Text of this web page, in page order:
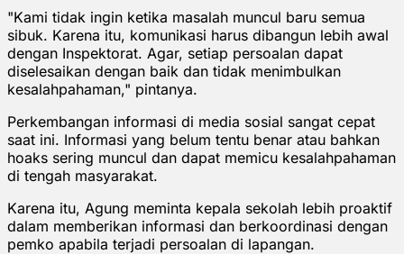
"Kami tidak ingin ketika masalah muncul baru semua
sibuk. Karena itu, komunikasi harus dibangun lebih awal
dengan Inspektorat. Agar, setiap persoalan dapat
diselesaikan dengan baik dan tidak menimbulkan
kesalahpahaman," pintanya.
Perkembangan informasi di media sosial sangat cepat
saat ini. Informasi yang belum tentu benar atau bahkan
hoaks sering muncul dan dapat memicu kesalahpahaman
di tengah masyarakat.
Karena itu, Agung meminta kepala sekolah lebih proaktif
dalam memberikan informasi dan berkoordinasi dengan
pemko apabila terjadi persoalan di lapangan.